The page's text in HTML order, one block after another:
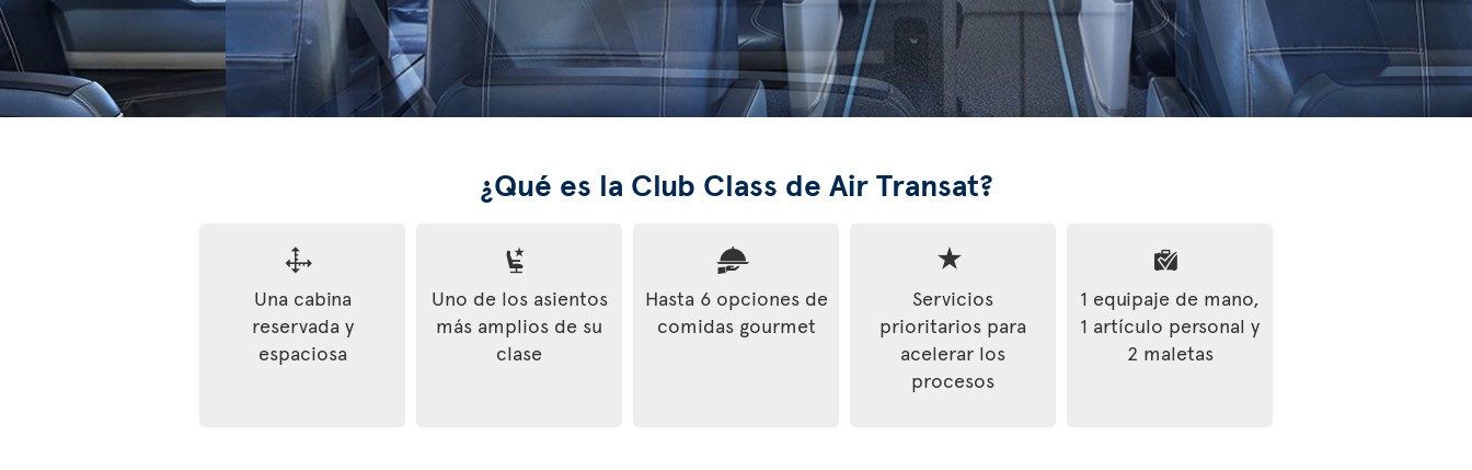
¿Qué es la Club Class de Air Transat?
Una cabina
reservada y
espaciosa
Uno de los asientos
más amplios de su
clase
Hasta 6 opciones de
comidas gourmet
Servicios
prioritarios para
acelerar los
procesos
1 equipaje de mano,
1 artículo personal y
2 maletas